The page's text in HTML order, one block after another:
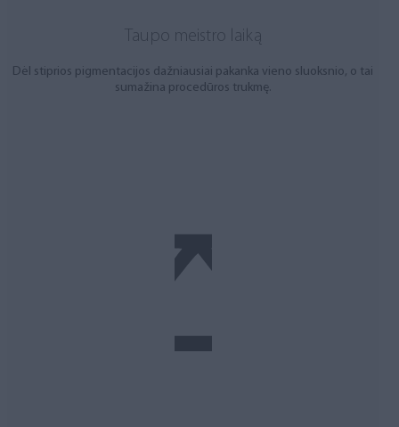
Taupo meistro laiką
Dėl stiprios pigmentacijos dažniausiai pakanka vieno sluoksnio, o tai
sumažina procedūros trukmę.